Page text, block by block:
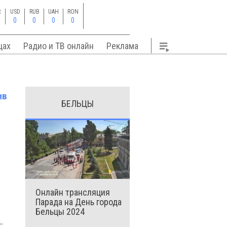
USD
0
RUB
0
UAH
0
RON
0
Радио и ТВ онлайн Реклама
БЕЛЬЦЫ
Онлайн трансляция
Парада на День города
Бельцы 2024